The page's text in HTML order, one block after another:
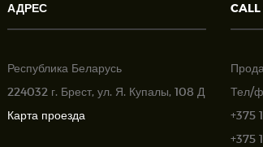
АДРЕС
Республика Беларусь
224032 г. Брест, ул. Я. Купалы, 108 Д
Карта проезда
Тел/
+375
+375